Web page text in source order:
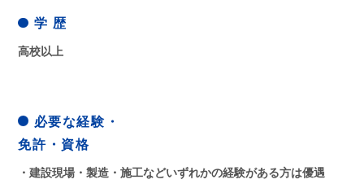
学 歴
高校以上
必要な経験・
免許・資格
・建設現場・製造・施工などいずれかの経験がある方は優遇